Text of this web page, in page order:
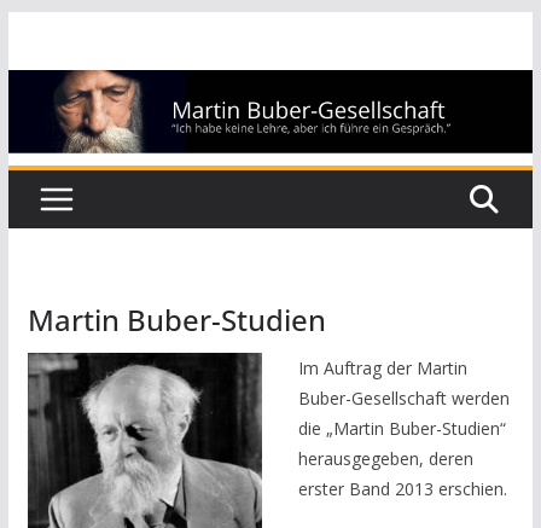
springen
Martin Buber-Studien
Im Auftrag der Martin
Buber-Gesellschaft werden
die „Martin Buber-Studien“
herausgegeben, deren
erster Band 2013 erschien.